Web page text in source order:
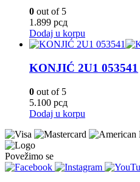
0 out of 5
1.899 рсд
Dodaj u korpu
KONJIĆ 2U1 053541
0 out of 5
5.100 рсд
Dodaj u korpu
Povežimo se